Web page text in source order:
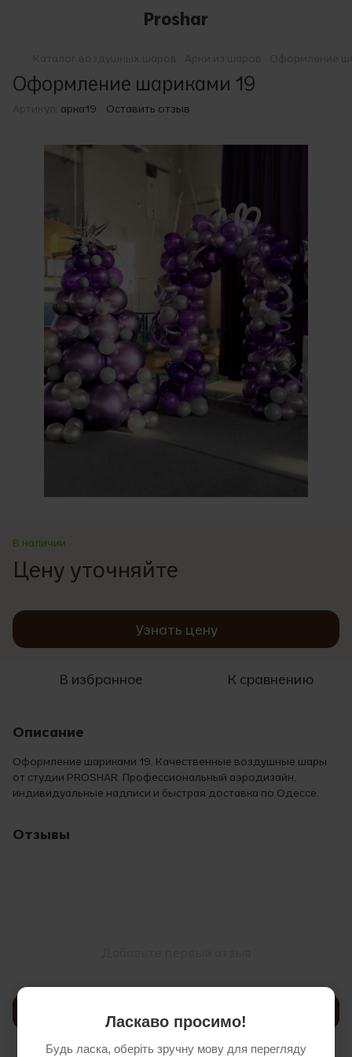
Proshar
Оформление шариками 19
арка19 Оставить отзыв
В наличии
Цену уточняйте
Узнать цену
В избранное К сравнению
Описание
Оформление шариками 19. Качественные воздушные шары
от студии PROSHAR. Профессиональный аэродизайн,
индивидуальные надписи и быстрая доставка по Одессе.
Отзывы
Ласкаво просимо!
Будь ласка, оберіть зручну мову для перегляду